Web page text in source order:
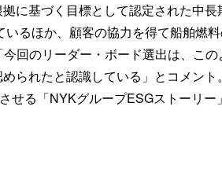
に基づく目標として認定された中長
るほか、顧客の協力を得て船舶燃
回のリーダー・ボード選出は、この
られたと認識している」とコメント
せる「NYKグループESGストーリー